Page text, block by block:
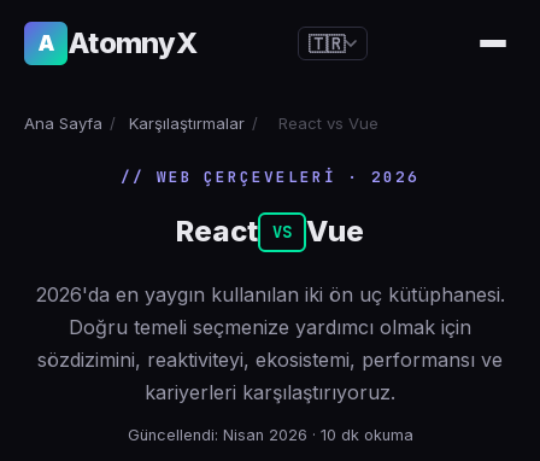
A AtomnyX 🇹🇷
🇪🇸Español
🇧🇷Português
🇫🇷Français
🇯🇵
🇷🇺Русский
🇨🇳 简体中文
Ana Sayfa / Karşılaştırmalar / React vs Vue
// WEB ÇERÇEVELERI · 2026
React VS Vue
2026'da en yaygın kullanılan iki ön uç kütüphanesi.
Doğru temeli seçmenize yardımcı olmak için
sözdizimini, reaktiviteyi, ekosistemi, performansı ve
kariyerleri karşılaştırıyoruz.
Güncellendi: Nisan 2026 · 10 dk okuma